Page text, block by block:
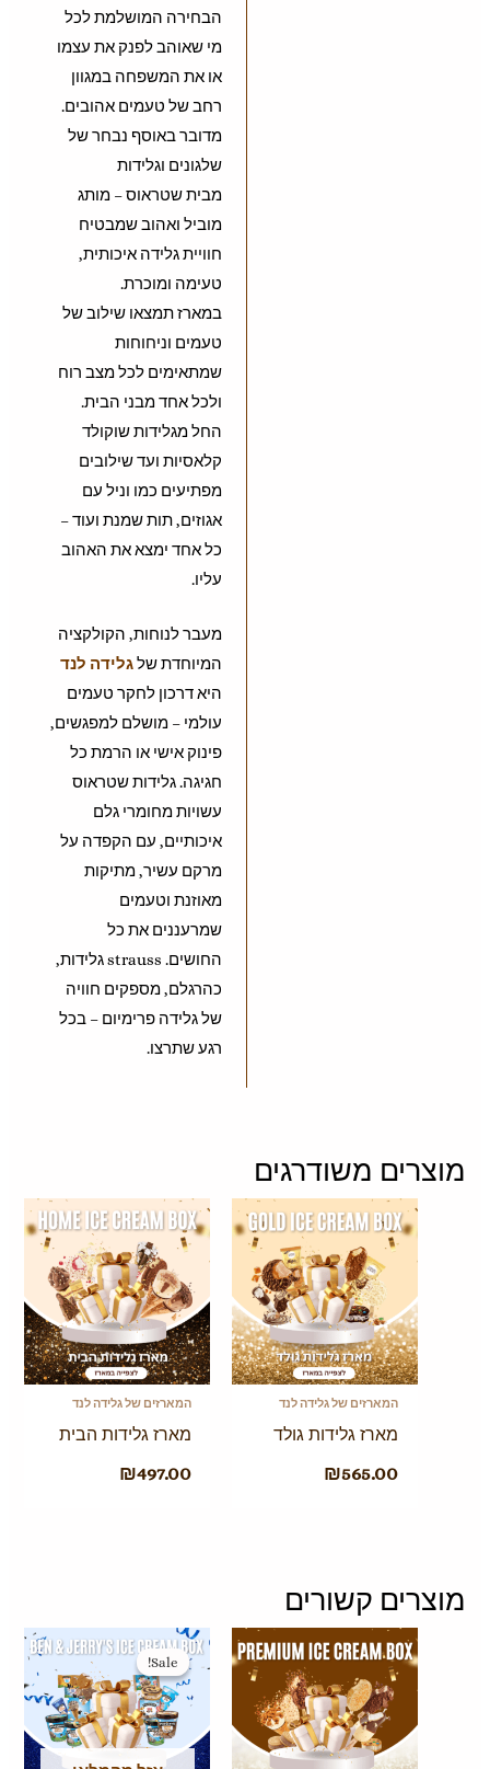
הבחירה המושלמת לכל
מי שאוהב לפנק את עצמו
או את המשפחה במגוון
רחב של טעמים אהובים.
מדובר באוסף נבחר של
שלגונים וגלידות
מבית שטראוס – מותג
מוביל ואהוב שמבטיח
חוויית גלידה איכותית,
טעימה ומוכרת.
במארז תמצאו שילוב של
טעמים וניחוחות
שמתאימים לכל מצב רוח
ולכל אחד מבני הבית.
החל מגלידות שוקולד
קלאסיות ועד שילובים
מפתיעים כמו וניל עם
אגוזים, תות שמנת ועוד –
כל אחד ימצא את האהוב
עליו.
מעבר לנוחות, הקולקציה
המיוחדת שלגלידה לנד
היא דרכון לחקר טעמים
עולמי – מושלם למפגשים,
פינוק אישי או הרמת כל
חגיגה. גלידות שטראוס
עשויות מחומרי גלם
איכותיים, עם הקפדה על
מרקם עשיר, מתיקות
מאוזנת וטעמים
שמרעננים את כל
החושים. strauss גלידות,
כהרגלם, מספקים חוויה
של גלידה פרימיום – בכל
רגע שתרצו.
מוצרים משודרגים
המארזים של גלידה לנד
מארז גלידות גולד
₪565.00
המארזים של גלידה לנד
מארז גלידות הבית
₪497.00
מוצרים קשורים
Sale!
Sale!
המחיר
המקורי
היה:
₪359.00.
המחיר
הנוכחי
הוא:
₪349.00.